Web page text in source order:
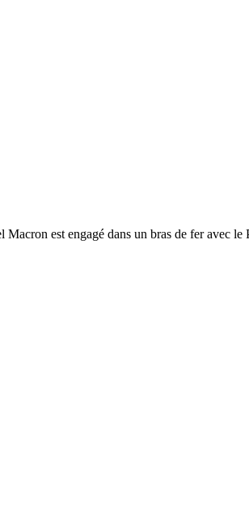
est engagé dans un bras de fer avec le